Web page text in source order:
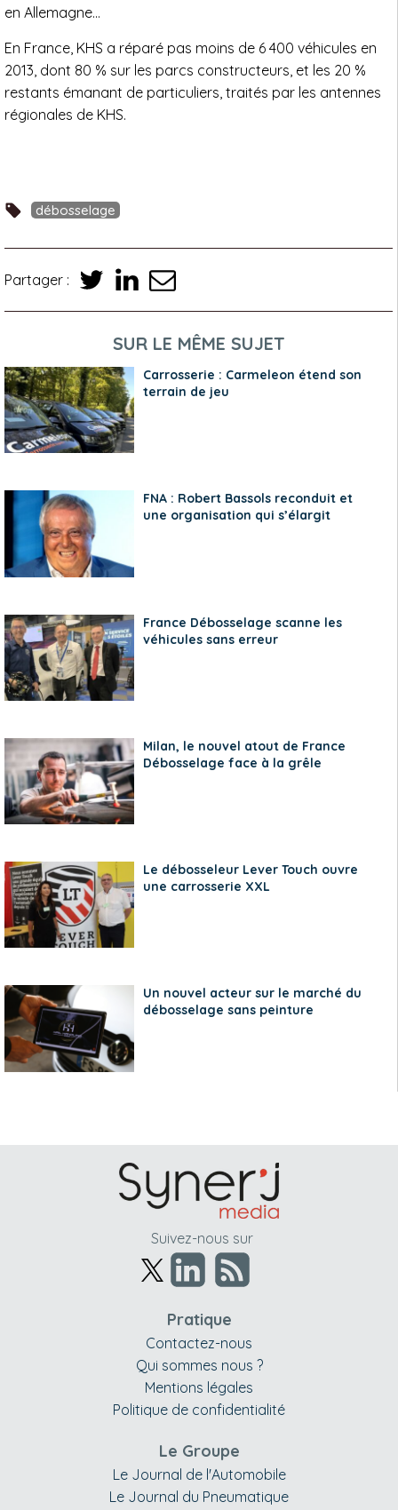
en Allemagne…
En France, KHS a réparé pas moins de 6 400 véhicules en
2013, dont 80 % sur les parcs constructeurs, et les 20 %
restants émanant de particuliers, traités par les antennes
régionales de KHS.
débosselage
Partager :
SUR LE MÊME SUJET
Carrosserie : Carmeleon étend son
terrain de jeu
FNA : Robert Bassols reconduit et
une organisation qui s’élargit
France Débosselage scanne les
véhicules sans erreur
Milan, le nouvel atout de France
Débosselage face à la grêle
Le débosseleur Lever Touch ouvre
une carrosserie XXL
Un nouvel acteur sur le marché du
débosselage sans peinture
Suivez-nous sur
Pratique
Contactez-nous
Qui sommes nous ?
Mentions légales
Politique de confidentialité
Le Groupe
Le Journal de l'Automobile
Le Journal du Pneumatique